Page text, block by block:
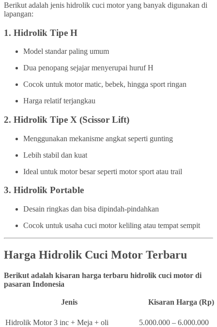
Berikut adalah jenis hidrolik cuci motor yang banyak digunakan di
lapangan:
1. Hidrolik Tipe H
Model standar paling umum
Dua penopang sejajar menyerupai huruf H
Cocok untuk motor matic, bebek, hingga sport ringan
Harga relatif terjangkau
2. Hidrolik Tipe X (Scissor Lift)
Menggunakan mekanisme angkat seperti gunting
Lebih stabil dan kuat
Ideal untuk motor besar seperti motor sport atau trail
3. Hidrolik Portable
Desain ringkas dan bisa dipindah-pindahkan
Cocok untuk usaha cuci motor keliling atau tempat sempit
Harga Hidrolik Cuci Motor Terbaru
Berikut adalah kisaran harga terbaru hidrolik cuci motor di
pasaran Indonesia
Jenis Kisaran Harga (Rp)
Hidrolik Motor 3 inc + Meja + oli 5.000.000 – 6.000.000